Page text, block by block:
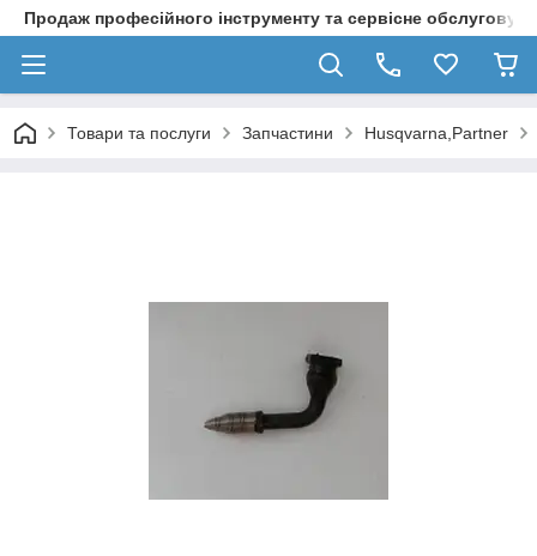
Продаж професійного інструменту та сервісне
Товари та послуги Запчастини Husqvarna,Partner